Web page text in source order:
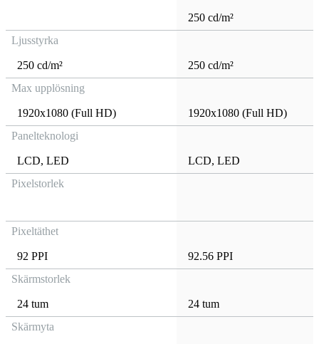
250 cd/m²
Ljusstyrka
250 cd/m²
250 cd/m²
Max upplösning
1920x1080 (Full HD)
1920x1080 (Full HD)
Panelteknologi
LCD, LED LCD, LED
Pixelstorlek
Pixeltäthet
92 PPI
92.56 PPI
Skärmstorlek
24 tum
24 tum
Skärmyta